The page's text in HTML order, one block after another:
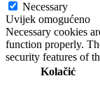
Necessary
Uvijek omogućeno
Necessary cookies
function properly.
security features of
Kolačić